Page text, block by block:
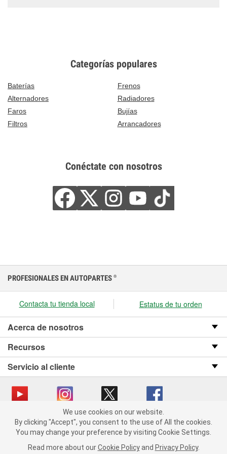
Categorías populares
Baterías
Frenos
Alternadores
Radiadores
Faros
Bujías
Filtros
Arrancadores
Conéctate con nosotros
We use cookies on our website. By clicking "Accept", you consent
to the use of All the cookies.
You may change your preference by visiting Cookie Settings.
Read more about our Cookie Policy and Privacy Policy.
PROFESIONALES EN AUTOPARTES ®
Contacta tu tienda local Estatus de tu orden
Acerca de nosotros
Recursos
Servicio al cliente
Copyright © 2008-2026 O’Reilly Auto Parts v OST_3.2.0.0.729 (3) cv1361
catalog_main
Política de privacidad
Ley de transparencia en las cadenas de suministro
We use cookies on our website.
By clicking "Accept", you consent to the use of All the cookies.
You may change your preference by visiting Cookie Settings.
Read more about our Cookie Policy and Privacy Policy.